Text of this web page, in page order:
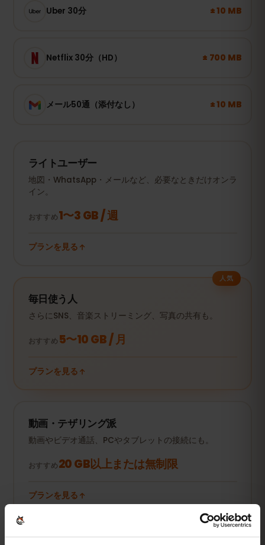
Uber 30分 ± 10 MB
Netflix 30分（HD） ± 700 MB
メール50通（添付なし） ± 10 MB
ライトユーザー
地図・WhatsApp・メールなど、必要なときだけオンラ
イン。
おすすめ1〜3 GB / 週
プランを見る
人気
毎日使う人
さらにSNS、音楽ストリーミング、写真の共有も。
おすすめ 5〜10 GB / 月
プランを見る
動画・テザリング派
動画やビデオ通話、PCやタブレットの接続にも。
おすすめ20 GB以上または無制限
プランを見る